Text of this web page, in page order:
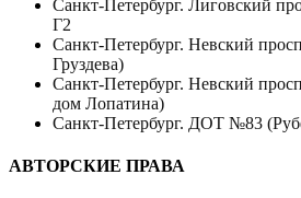
Санкт-Петербург. Лиговский
Г2
Санкт-Петербург. Невский
Груздева)
Санкт-Петербург. Невский
дом Лопатина)
Санкт-Петербург. ДОТ №83
АВТОРСКИЕ ПРАВА